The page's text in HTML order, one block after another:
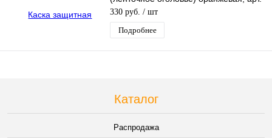
КАС-101
330 руб. / шт
Подробнее
Каталог
Распродажа